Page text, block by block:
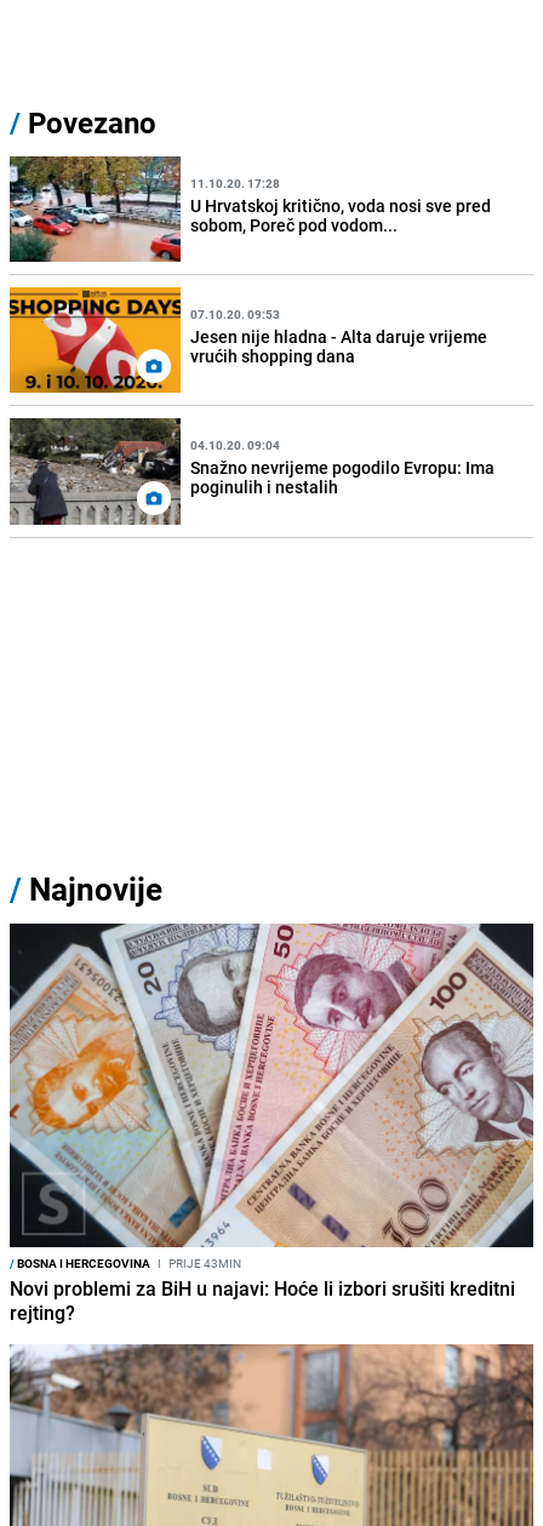
/ Povezano
11.10.20. 17:28
U Hrvatskoj kritično, voda nosi sve pred
sobom, Poreč pod vodom...
07.10.20. 09:53
Jesen nije hladna - Alta daruje vrijeme
vrućih shopping dana
04.10.20. 09:04
Snažno nevrijeme pogodilo Evropu: Ima
poginulih i nestalih
/ Najnovije
/BOSNA I HERCEGOVINA I PRIJE 43MIN
Novi problemi za BiH u najavi: Hoće li izbori srušiti kreditni
rejting?